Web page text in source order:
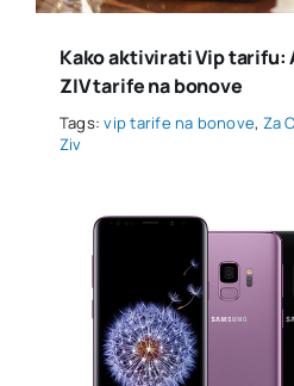
Kako aktivirati Vip tarifu:
ZIV tarife na bonove
Tags:vip tarife na bonove, Za
Ziv